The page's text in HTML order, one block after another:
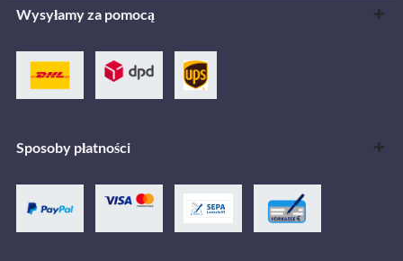
Wysyłamy za pomocą
Sposoby płatności